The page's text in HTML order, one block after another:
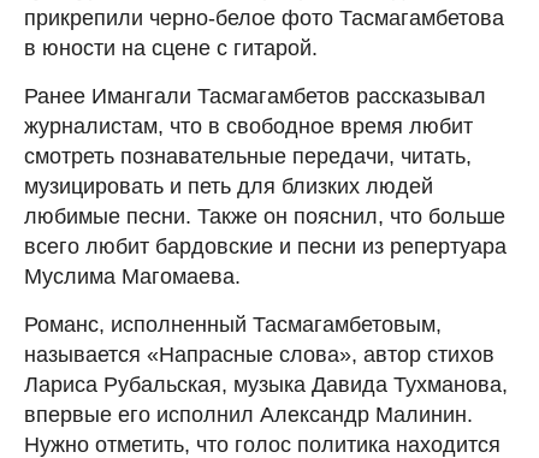
прикрепили черно-белое фото Тасмагамбетова
в юности на сцене с гитарой.
Ранее Имангали Тасмагамбетов рассказывал
журналистам, что в свободное время любит
смотреть познавательные передачи, читать,
музицировать и петь для близких людей
любимые песни. Также он пояснил, что больше
всего любит бардовские и песни из репертуара
Муслима Магомаева.
Романс, исполненный Тасмагамбетовым,
называется «Напрасные слова», автор стихов
Лариса Рубальская, музыка Давида Тухманова,
впервые его исполнил Александр Малинин.
Нужно отметить, что голос политика находится